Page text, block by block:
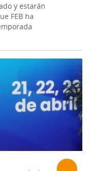
y estarán
FEB ha